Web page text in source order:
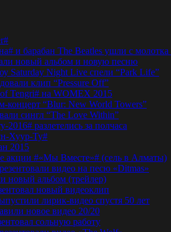
и барабан The Beatles ушли с
новый альбом и новую песню
Saturday Night Live спели “Park Life”
клип “Pressure Off”
Tengri# на WOMEX 2015
концерт “Blur: New World Towers”
сингл “The Love Within”
разлетелись за полчаса
Хуур-Ту#
2015
акции #«Мы Вместе»# (сель в Алматы)
видео на песю «Ditmas»
новый альбом (трейлер)
новый видеоклип
лирик-видео спустя 50 лет
новое видео 20/20
сольную работу